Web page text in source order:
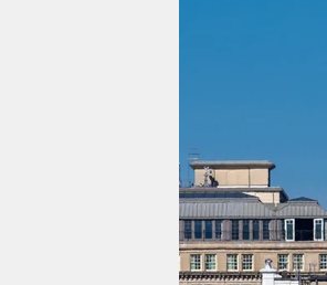
verlag
veranstaltungen
shop